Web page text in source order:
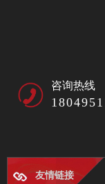
咨询热线
友情链接